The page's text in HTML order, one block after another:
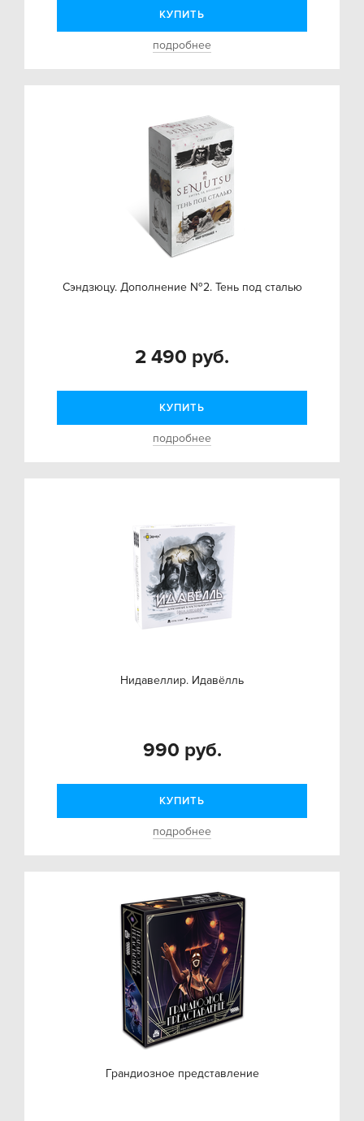
КУПИТЬ
подробнее
Сэндзюцу. Дополнение №2. Тень под сталью
2 490 руб.
КУПИТЬ
подробнее
Нидавеллир. Идавёлль
990 руб.
КУПИТЬ
подробнее
Грандиозное представление